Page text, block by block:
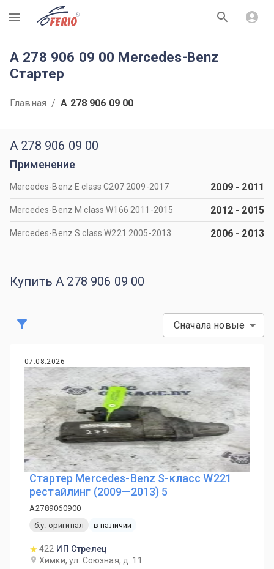
R
A 278 906 09 00 Mercedes-Benz
Стартер
Главная / A 278 906 09 00
A 278 906 09 00
Применение
Mercedes-Benz E class C207 2009-2017 2009- 2011
Mercedes-Benz M class W166 2011-2015 2012- 2015
Mercedes-Benz S class W221 2005-2013 2006- 2013
Купить A 278 906 09 00
Сначала новые
07.08.2026
Стартер Mercedes-Benz S-класс W221
рестайлинг (2009—2013) 5
A2789060900
б.у. оригинал
в наличии
422 ИП Стрелец
Химки, ул. Союзная, д. 11